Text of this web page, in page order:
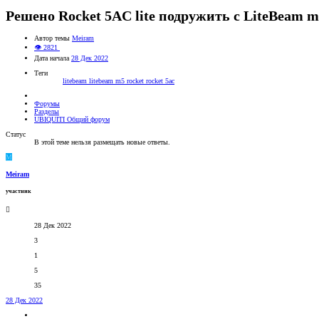
Решено Rocket 5AC lite подружить с LiteBeam
Автор темы Meiram
👁 2821
Дата начала 28 Дек 2022
Теги
litebeam litebeam m5 rocket rocket 5ac
Форумы
Разделы
UBIQUITI Общий форум
Статус
В этой теме нельзя размещать новые ответы.
M
Meiram
участник
28 Дек 2022
3
1
5
35
28 Дек 2022